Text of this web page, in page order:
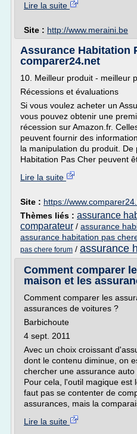
Lire la suite
Site : http://www.meraini.be
Assurance Habitation
comparer24.net
10. Meilleur produit - meilleur
Récessions et évaluations
Si vous voulez acheter un
vous pouvez obtenir une
récession sur Amazon.fr.
peuvent fournir des
la manipulation du produit. De
Habitation Pas Cher peuvent
Lire la suite
Site : https://
Thèmes liés : assurance
comparateur / assurance
assurance habitation pas
pas chere forum / assurance
Comment comparer
maison et les
Comment comparer les
assurances de voitures ?
Barbichoute
4 sept. 2011
Avec un choix croissant
dont le contenu diminue, on
chercher une assurance
Pour cela, l'outil magique est
faut pas se contenter de
assurances, mais la
Lire la suite